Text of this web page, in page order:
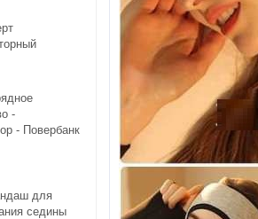
-
- Повербанк
для
седины